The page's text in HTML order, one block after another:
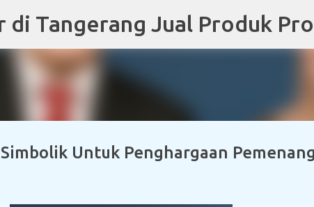
Skip to main content
Untuk Penghargaan